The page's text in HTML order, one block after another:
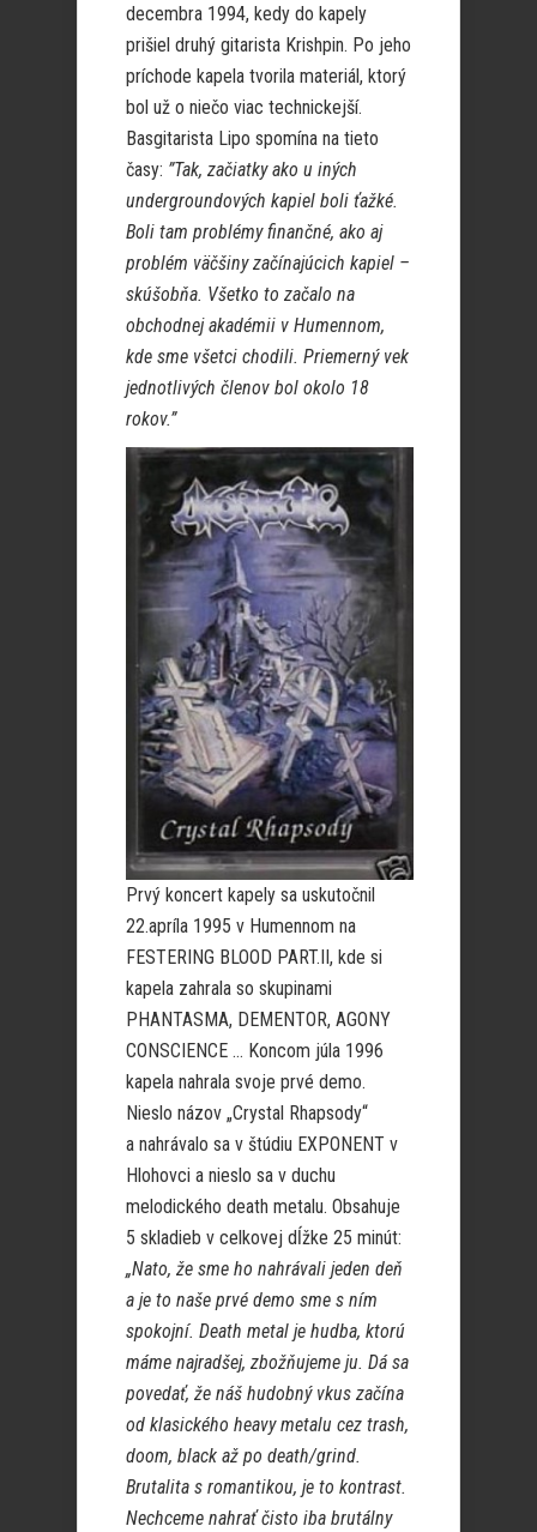
decembra 1994, kedy do kapely
prišiel druhý gitarista Krishpin. Po jeho
príchode kapela tvorila materiál, ktorý
bol už o niečo viac technickejší.
Basgitarista Lipo spomína na tieto
časy: ”Tak, začiatky ako u iných
undergroundových kapiel boli ťažké.
Boli tam problémy finančné, ako aj
problém väčšiny začínajúcich kapiel –
skúšobňa. Všetko to začalo na
obchodnej akadémii v Humennom,
kde sme všetci chodili. Priemerný vek
jednotlivých členov bol okolo 18
rokov.”
Prvý koncert kapely sa uskutočnil
22.apríla 1995 v Humennom na
FESTERING BLOOD PART.II, kde si
kapela zahrala so skupinami
PHANTASMA, DEMENTOR, AGONY
CONSCIENCE … Koncom júla 1996
kapela nahrala svoje prvé demo.
Nieslo názov „Crystal Rhapsody“
a nahrávalo sa v štúdiu EXPONENT v
Hlohovci a nieslo sa v duchu
melodického death metalu. Obsahuje
5 skladieb v celkovej dĺžke 25 minút:
„Nato, že sme ho nahrávali jeden deň
a je to naše prvé demo sme s ním
spokojní. Death metal je hudba, ktorú
máme najradšej, zbožňujeme ju. Dá sa
povedať, že náš hudobný vkus začína
od klasického heavy metalu cez trash,
doom, black až po death/grind.
Brutalita s romantikou, je to kontrast.
Nechceme nahrať čisto iba brutálny